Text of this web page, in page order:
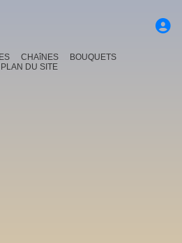
CHAîNES
BOUQUETS
PLAN DU SITE